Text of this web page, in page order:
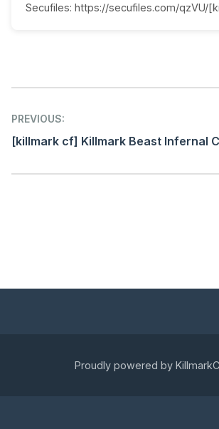
Secufiles: https://secufiles.com/qzVU/
Post
navigation
PREVIOUS:
[killmark cf] Killmark Beast Infernal
Proudly powered by